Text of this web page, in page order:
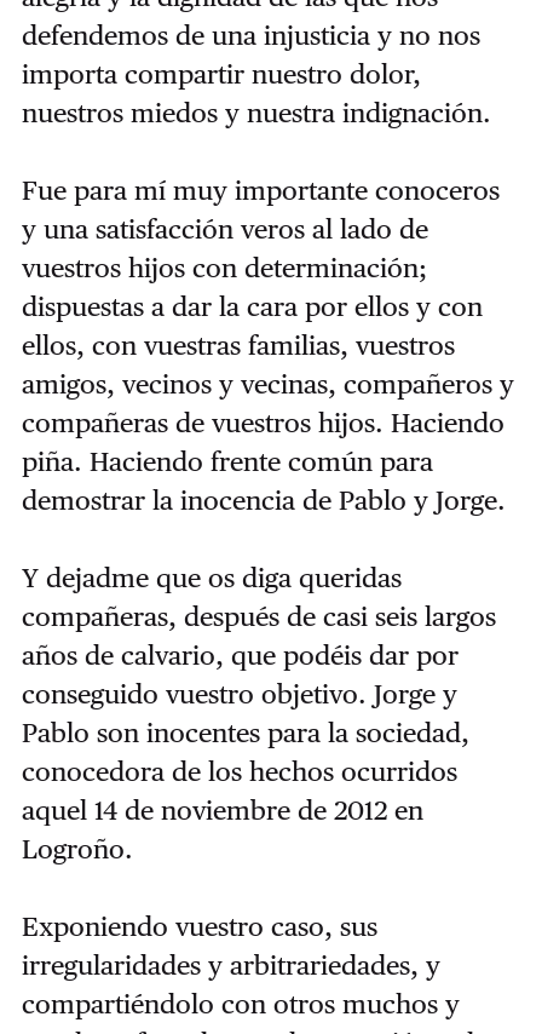
defendemos de una injusticia y no nos
importa compartir nuestro dolor,
nuestros miedos y nuestra indignación.
Fue para mí muy importante conoceros
y una satisfacción veros al lado de
vuestros hijos con determinación;
dispuestas a dar la cara por ellos y con
ellos, con vuestras familias, vuestros
amigos, vecinos y vecinas, compañeros y
compañeras de vuestros hijos. Haciendo
piña. Haciendo frente común para
demostrar la inocencia de Pablo y Jorge.
Y dejadme que os diga queridas
compañeras, después de casi seis largos
años de calvario, que podéis dar por
conseguido vuestro objetivo. Jorge y
Pablo son inocentes para la sociedad,
conocedora de los hechos ocurridos
aquel 14 de noviembre de 2012 en
Logroño.
Exponiendo vuestro caso, sus
irregularidades y arbitrariedades, y
compartiéndolo con otros muchos y